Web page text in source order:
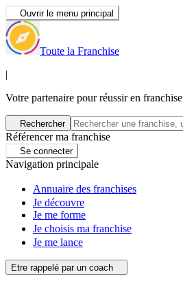
Ouvrir le menu principal
Toute la Franchise
|
Votre partenaire pour réussir en franchise
Rechercher
Référencer ma franchise
Se connecter
Navigation principale
Annuaire des franchises
Je découvre
Je me forme
Je choisis ma franchise
Je me lance
Etre rappelé par un coach